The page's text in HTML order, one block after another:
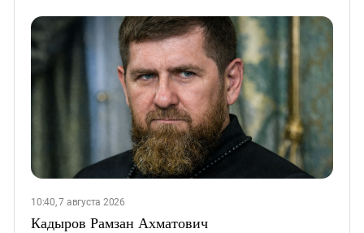
10:40, 7 августа 2026
Кадыров Рамзан Ахматович